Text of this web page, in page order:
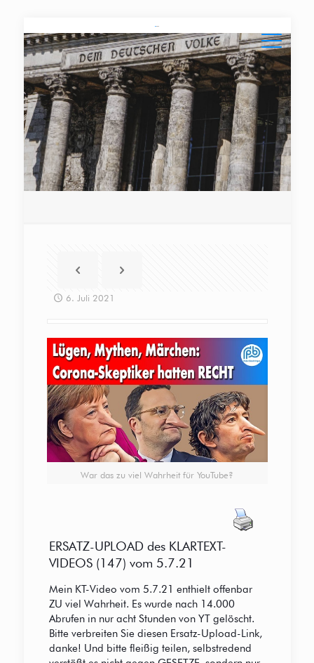
6. Juli 2021
War das zu viel Wahrheit für YouTube?
ERSATZ-UPLOAD des KLARTEXT-
VIDEOS (147) vom 5.7.21
Mein KT-Video vom 5.7.21 enthielt offenbar
ZU viel Wahrheit. Es wurde nach 14.000
Abrufen in nur acht Stunden von YT gelöscht.
Bitte verbreiten Sie diesen Ersatz-Upload-Link,
danke! Und bitte fleißig teilen, selbstredend